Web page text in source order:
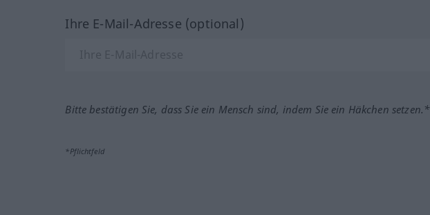
Ihre E-Mail-Adresse (optional)
Bitte bestätigen Sie, dass Sie ein Mensch sind, indem Sie ein Häkchen setzen.*
*Pflichtfeld